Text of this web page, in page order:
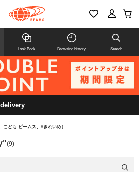
Look Book Browsing history Search
こども ビームス、#きれいめ）
(9)